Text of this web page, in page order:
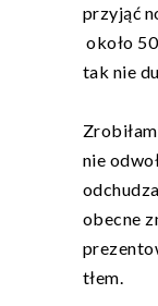
przyjąć
około
tak nie
nie
obecne
tłem.